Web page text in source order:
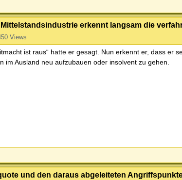
erkennt langsam die
Views
ist raus“ hatte er gesagt. Nun erkennt er, dass er
im Ausland neu aufzubauen oder insolvent zu gehen.
und den daraus abgeleiteten